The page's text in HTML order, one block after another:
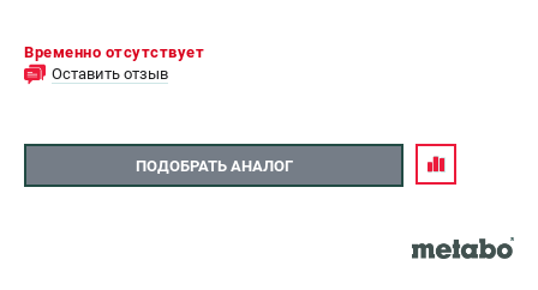
Временно отсутствует
Оставить отзыв
ПОДОБРАТЬ АНАЛОГ